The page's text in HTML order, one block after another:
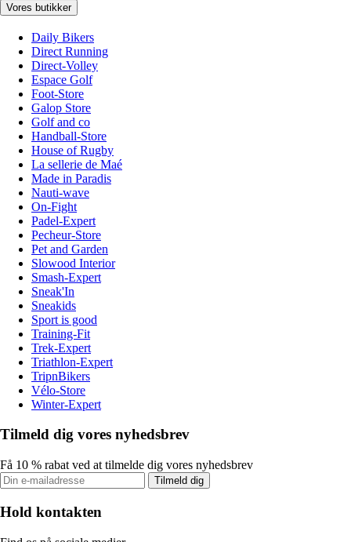
Vores butikker
Daily Bikers
Direct Running
Direct-Volley
Espace Golf
Foot-Store
Galop Store
Golf and co
Handball-Store
House of Rugby
La sellerie de Maé
Made in Paradis
Nauti-wave
On-Fight
Padel-Expert
Pecheur-Store
Pet and Garden
Slowood Interior
Smash-Expert
Sneak'In
Sneakids
Sport is good
Training-Fit
Trek-Expert
Triathlon-Expert
TripnBikers
Vélo-Store
Winter-Expert
Tilmeld dig vores nyhedsbrev
Få 10 % rabat ved at tilmelde dig vores nyhedsbrev
Tilmeld dig
Hold kontakten